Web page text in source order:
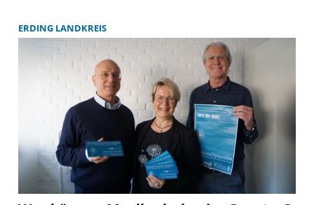
ERDING LANDKREIS